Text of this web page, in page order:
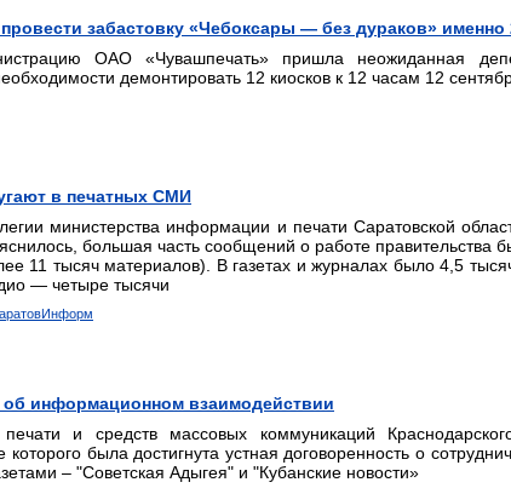
забастовку «Чебоксары — без дураков»
ОАО «Чувашпечать» пришла неожиданная
демонтировать 12 киосков к 12 часам 12
в печатных СМИ
министерства информации и печати Саратовской
большая часть сообщений о работе правительства
11 тысяч материалов). В газетах и журналах было 4,5
— четыре тысячи
информационном взаимодействии
и средств массовых коммуникаций
была достигнута устная договоренность о
– "Советская Адыгея" и "Кубанские новости»